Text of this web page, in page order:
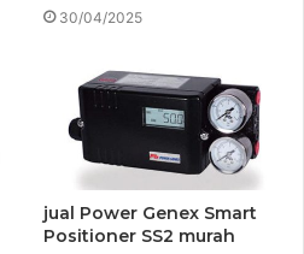
30/04/2025
jual Power Genex Smart
Positioner SS2 murah